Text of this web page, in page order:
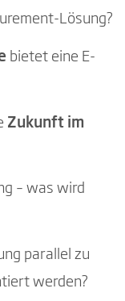
Lösung?
bietet eine E-
Zukunft im
– was wird
parallel zu
werden?